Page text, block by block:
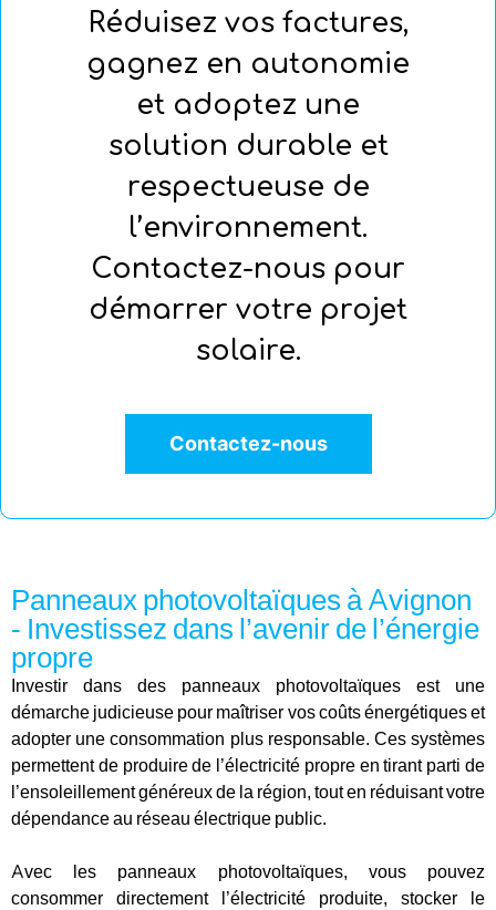
Réduisez vos factures,
gagnez en autonomie
et adoptez une
solution durable et
respectueuse de
l’environnement.
Contactez-nous pour
démarrer votre projet
solaire.
Contactez-nous
Panneaux photovoltaïques à Avignon
- Investissez dans l’avenir de l’énergie
propre
Investir dans des panneaux photovoltaïques est une
démarche judicieuse pour maîtriser vos coûts énergétiques et
adopter une consommation plus responsable. Ces systèmes
permettent de produire de l’électricité propre en tirant parti de
l’ensoleillement généreux de la région, tout en réduisant votre
dépendance au réseau électrique public.
Avec les panneaux photovoltaïques, vous pouvez
consommer directement l’électricité produite, stocker le